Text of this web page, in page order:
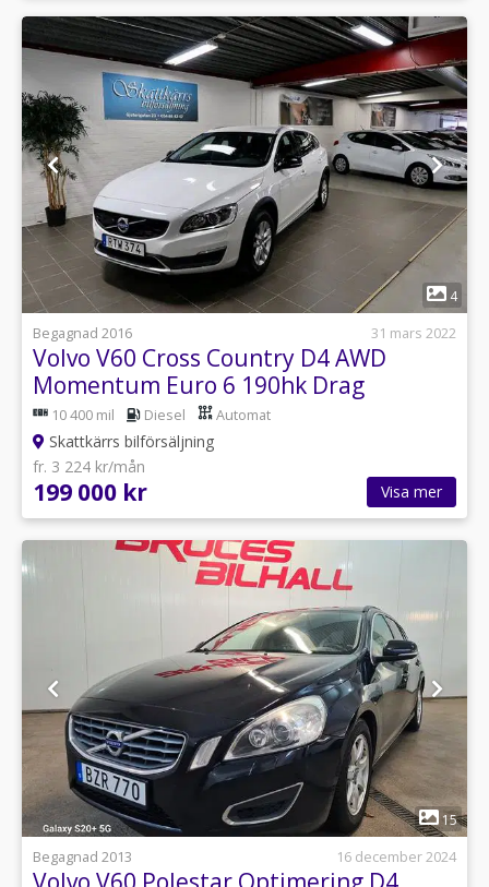
4
Begagnad 2016
31 mars 2022
Volvo V60 Cross Country D4 AWD
Momentum Euro 6 190hk Drag
10 400 mil Diesel Automat
Skattkärrs bilförsäljning
fr. 3 224 kr/mån
199 000 kr Visa mer
1
15
Begagnad 2013
16 december 2024